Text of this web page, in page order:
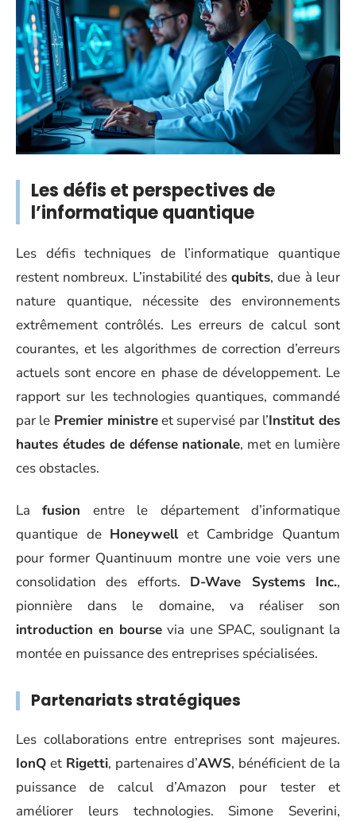
Les défis et perspectives de
l’informatique quantique
Les défis techniques de l’informatique quantique
restent nombreux. L’instabilité desqubits, due à leur
nature quantique, nécessite des environnements
extrêmement contrôlés. Les erreurs de calcul sont
courantes, et les algorithmes de correction d’erreurs
actuels sont encore en phase de développement. Le
rapport sur les technologies quantiques, commandé
par le Premier ministreet supervisé par l’Institut des
hautes études de défense nationale, met en lumière
ces obstacles.
Lafusion entre le département d’informatique
quantique de Honeywellet Cambridge Quantum
pour former Quantinuum montre une voie vers une
consolidation des efforts. D-Wave Systems Inc.,
pionnière dans le domaine, va réaliser son
introduction en bourse via une SPAC, soulignant la
montée en puissance des entreprises spécialisées.
Partenariats stratégiques
Les collaborations entre entreprises sont majeures.
IonQ et Rigetti, partenaires d’AWS, bénéficient de la
puissance de calcul d’Amazon pour tester et
améliorer leurs technologies. Simone Severini,